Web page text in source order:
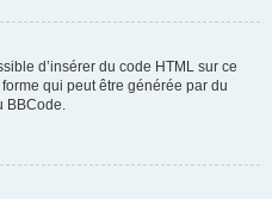
d’insérer du code HTML sur ce
qui peut être générée par du
BBCode.